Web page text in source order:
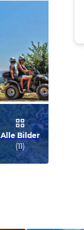
Alle Bilder
(11)